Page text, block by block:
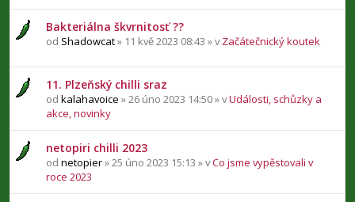
Bakteriálna škvrnitosť ??
od Shadowcat» 11 kvě 2023 08:43 » vZačátečnický koutek
11. Plzeňský chilli sraz
od kalahavoice » 26 úno 2023 14:50 » vUdálosti, schůzky a
akce, novinky
netopiri chilli 2023
od netopier» 25 úno 2023 15:13 » vCo jsme vypěstovali v
roce 2023